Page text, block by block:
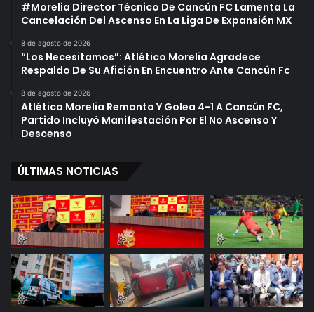
#Morelia Director Técnico De Cancún FC Lamenta La
Cancelación Del Ascenso En La Liga De Expansión MX
8 de agosto de 2026
“Los Necesitamos”: Atlético Morelia Agradece
Respaldo De Su Afición En Encuentro Ante Cancún Fc
8 de agosto de 2026
Atlético Morelia Remonta Y Golea 4-1 A Cancún FC,
Partido Incluyó Manifestación Por El No Ascenso Y
Descenso
ÚLTIMAS NOTICIAS